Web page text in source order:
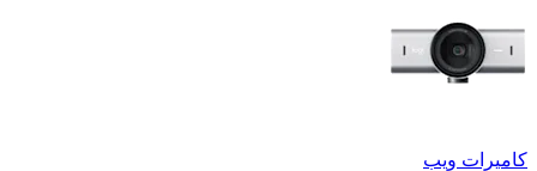
كاميرات ويب